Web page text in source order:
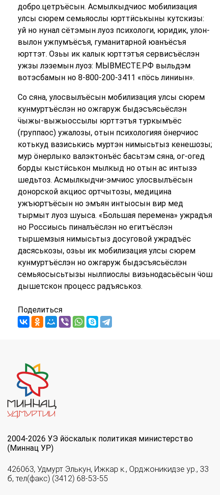
добро.цетръёсын. Асмылкыдчиос мобилизация
улсы сюрем семьяослы юрттӥськыны кутскизы:
уй но нунал сётэмын луоз психологи, юридик, улон-
вылон ужпумъёсъя, гуманитарной юанъёсъя
юрттэт. Озьы ик калык юрттэтъя сервисъёслэн
ужзы лэземын луоз: МЫВМЕСТЕ.РФ выльдэм
вотэсбамын но 8-800-200-3411 «пӧсь линиын».
Со сяна, улосвылъёсын мобилизация улсы сюрем
кунмуртъёслэн но ожгаруж быдэсъясьёслэн
ӵыжы-выжыоссылы юрттэтъя туркымъёс
(группаос) ужалозы, отын психологияя ӧнерчиос
котькуд вазиськись муртэн нимысьтыз кенешозы;
мур ӧнерлыко валэктонъёс басьтэм сяна, ог-огед
борды кыстӥськон мылкыд но отын ас интызэ
шедьтоз. Асмылкыдчи-эмчиос улосвылъёсын
донорской акциос ортчытозы, медицина
ужъюртъёсын но эмъян интыосын вир мед
тырмыт луоз шуыса. «Большая перемена» ужрадъя
но Россиысь пиналъёслэн но егитъёслэн
тыршемзыя нимысьтыз досуговой ужрадъёс
дасяськозы, озьы ик мобилизация улсы сюрем
кунмуртъёслэн но ожгаруж быдэсъясьёслэн
семьяосысьтызы нылпиослы визьнодасьёсын ӵош
дышетскон процесс радъяськоз.
Поделиться
2004-2026 УЭ йöскалык политикая министерство
(Миннац УР)
426063, Удмурт Элькун, Ижкар к., Орджоникидзе ур., 33
б, тел(факс) (3412) 68-53-55